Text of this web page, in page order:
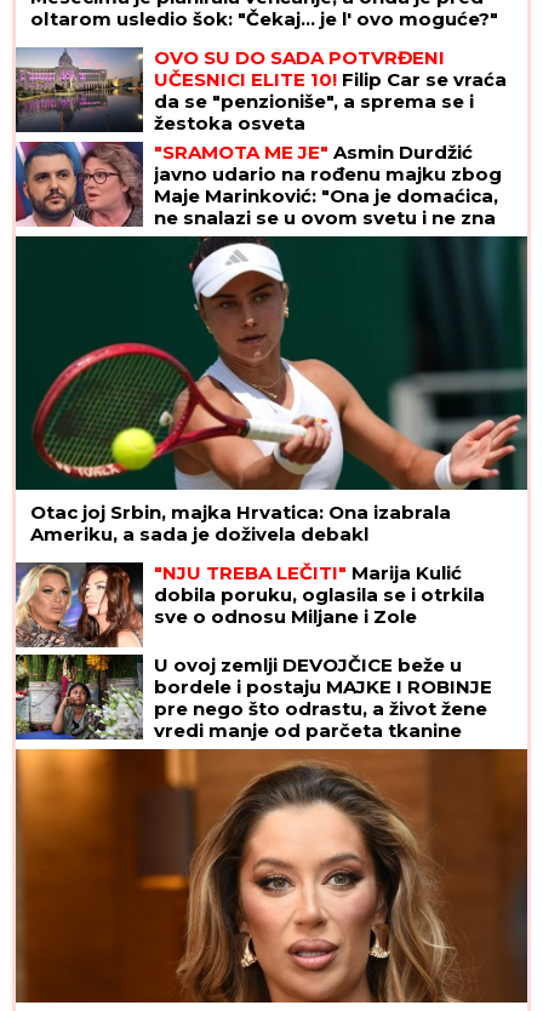
oltarom usledio šok: "Čekaj... je l' ovo moguće?"
OVO SU DO SADA POTVRĐENI
UČESNICI ELITE 10! Filip Car se vraća
da se "penzioniše", a sprema se i
žestoka osveta
"SRAMOTA ME JE" Asmin Durdžić
javno udario na rođenu majku zbog
Maje Marinković: "Ona je domaćica,
ne snalazi se u ovom svetu i ne zna
da prestane"
Otac joj Srbin, majka Hrvatica: Ona izabrala
Ameriku, a sada je doživela debakl
"NJU TREBA LEČITI" Marija Kulić
dobila poruku, oglasila se i otrkila
sve o odnosu Miljane i Zole
U ovoj zemlji DEVOJČICE beže u
bordele i postaju MAJKE I ROBINJE
pre nego što odrastu, a život žene
vredi manje od parčeta tkanine